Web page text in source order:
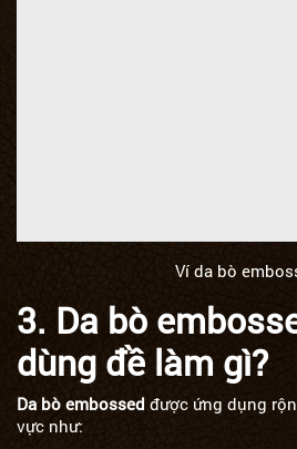
Ví da bò
3. Da bò
dùng đề làm gì?
Da bò embossed được ứng dụng
vực như: